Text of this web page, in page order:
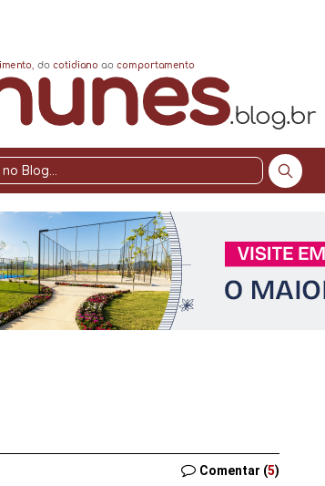
Pesquisar
Blog
Comentar (5)